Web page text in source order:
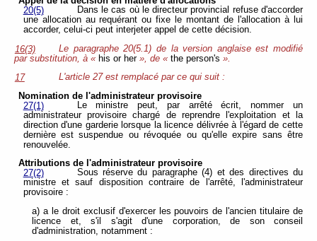
20(5)
Dans le cas où le directeur provincial refuse d'accorder
une allocation au requérant ou fixe le montant de l'allocation à lui
accorder, celui-ci peut interjeter appel de cette décision.
16(3)
Le paragraphe 20(5.1) de la version anglaise est modifié
par substitution, à « his or her », de « the person's ».
17
L'article 27 est remplacé par ce qui suit :
Nomination de l'administrateur provisoire
27(1)
Le ministre peut, par arrêté écrit, nommer un
administrateur provisoire chargé de reprendre l'exploitation et la
direction d'une garderie lorsque la licence délivrée à l'égard de cette
dernière est suspendue ou révoquée ou qu'elle expire sans être
renouvelée.
Attributions de l'administrateur provisoire
27(2)
Sous réserve du paragraphe (4) et des directives du
ministre et sauf disposition contraire de l'arrêté, l'administrateur
provisoire :
a) a le droit exclusif d'exercer les pouvoirs de l'ancien titulaire de
licence et, s'il s'agit d'une corporation, de son conseil
d'administration, notamment :